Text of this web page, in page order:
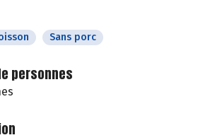
Sans porc
personnes